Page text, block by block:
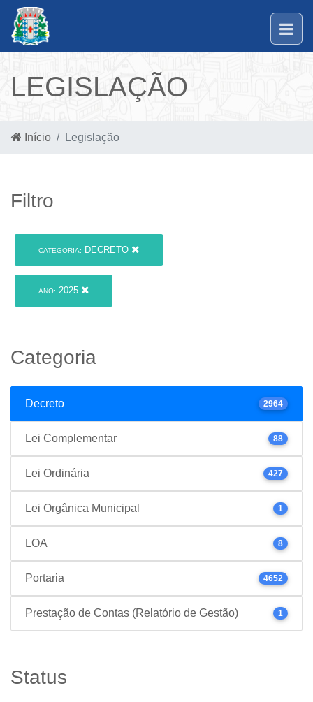
LEGISLAÇÃO
Início Legislação
Filtro
CATEGORIA: DECRETO
ANO: 2025
Categoria
Decreto 2964
Lei Complementar 88
Lei Ordinária 427
Lei Orgânica Municipal 1
LOA 8
Portaria 4652
Prestação de Contas (Relatório de Gestão) 1
Status